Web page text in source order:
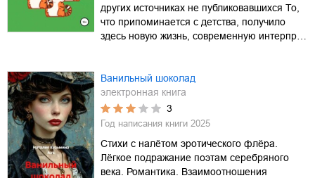
других источниках не публиковавшихся То,
что припоминается с детства, получило
здесь новую жизнь, современную интерпр…
Ванильный шоколад
электронная книга
3
Год написания книги 2025
Стихи с налётом эротического флёра.
Лёгкое подражание поэтам серебряного
века. Романтика. Взаимоотношения